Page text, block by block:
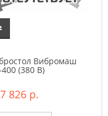
Вибромаш
400 (380 В)
826 р.